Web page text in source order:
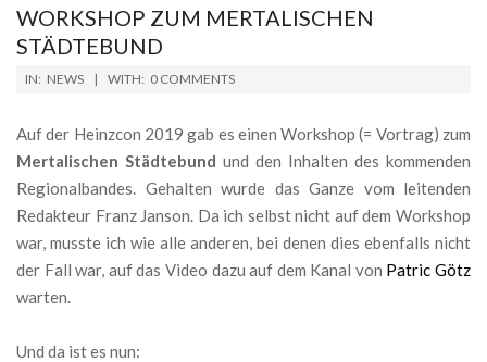
WORKSHOP ZUM MERTALISCHEN
STÄDTEBUND
2019-
17
IN: NEWS WITH: 0 COMMENTS
Auf der Heinzcon 2019 gab es einen Workshop (= Vortrag) zum
Mertalischen Städtebund und den Inhalten des kommenden
Regionalbandes. Gehalten wurde das Ganze vom leitenden
Redakteur Franz Janson. Da ich selbst nicht auf dem Workshop
war, musste ich wie alle anderen, bei denen dies ebenfalls nicht
der Fall war, auf das Video dazu auf dem Kanal von Patric Götz
warten.
Und da ist es nun: